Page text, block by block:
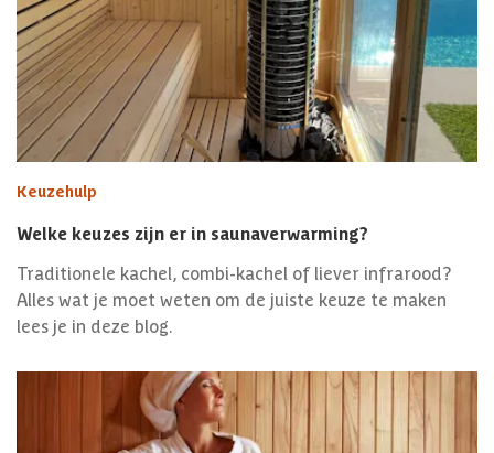
Keuzehulp
Welke keuzes zijn er in saunaverwarming?
Traditionele kachel, combi-kachel of liever infrarood?
Alles wat je moet weten om de juiste keuze te maken
lees je in deze blog.